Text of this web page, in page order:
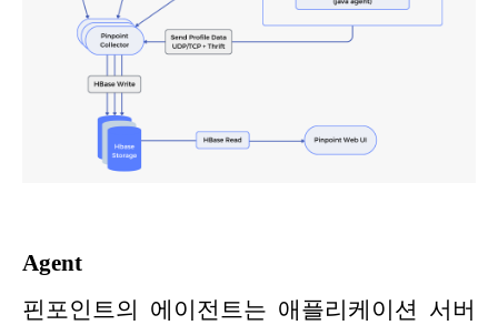
Agent
핀포인트의 에이전트는 애플리케이션 서버